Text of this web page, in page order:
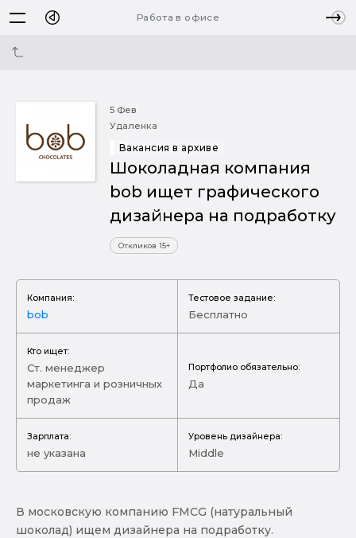
Работа в офисе
5 Фев
Удаленка
Вакансия в архиве
Шоколадная компания
bob ищет графического
дизайнера на подработку
Откликов 15+
Компания:
bob
Тестовое задание:
Бесплатно
Кто ищет:
Ст. менеджер
маркетинга и розничных
продаж
Портфолио обязательно:
Да
Зарплата:
не указана
Уровень дизайнера:
Middle
В московскую компанию FMCG (натуральный
шоколад) ищем дизайнера на подработку.